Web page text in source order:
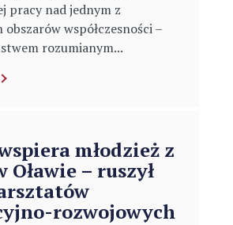
pracy nad jednym z
współczesności –
rozumianym...
młodzież z
Oławie – ruszył
rozwojowych